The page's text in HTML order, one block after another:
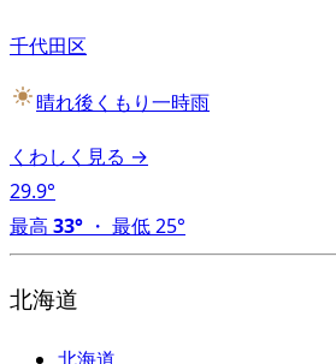
千代田区
晴れ後くもり一時雨
くわしく見る →
29.9°
最高 33° ・ 最低25°
北海道